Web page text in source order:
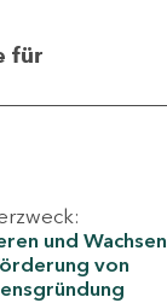
für
und Wachsen
von